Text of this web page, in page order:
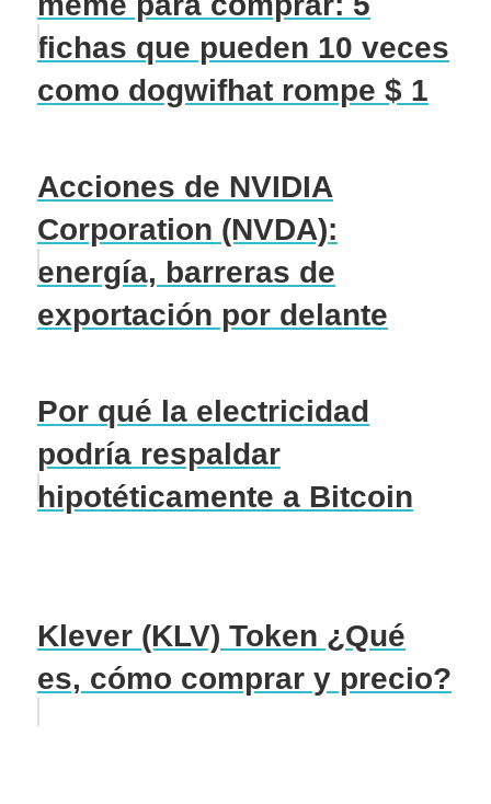
fichas que pueden 10 veces
como dogwifhat rompe $ 1
Acciones de NVIDIA
Corporation (NVDA):
energía, barreras de
exportación por delante
Por qué la electricidad
podría respaldar
hipotéticamente a Bitcoin
Klever (KLV) Token ¿Qué
es, cómo comprar y precio?